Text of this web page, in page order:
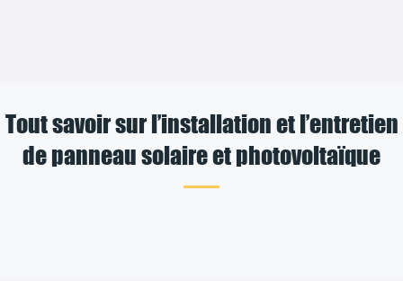
Tout savoir sur l’installation et l’entretien
de panneau solaire et photovoltaïque